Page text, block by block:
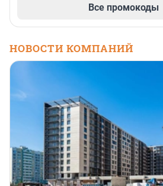
Все промокоды
НОВОСТИ КОМПАНИЙ